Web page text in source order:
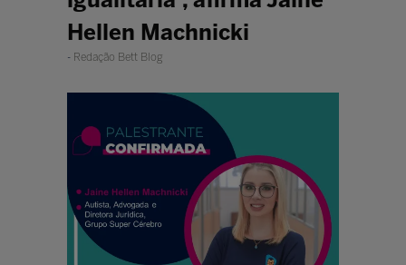
Hellen Machnicki
Redação Bett Blog